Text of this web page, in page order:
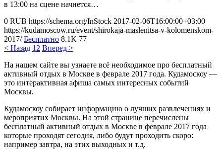
в 13:00 на сцене начнется…
0 RUB https://schema.org/InStock 2017-02-06T16:00:00+03:00
https://kudamoscow.ru/event/shirokaja-maslenitsa-v-kolomenskom-
2017/ Бесплатно 8.1K 77
< Назад 1 2 Вперед >
На нашем сайте вы узнаете всё необходимое про бесплатный
активный отдых в Москве в феврале 2017 года. Кудамоскоу —
это интерактивная афиша самых интересных событий
Москвы.
Кудамоскоу собирает информацию о лучших развлечениях и
мероприятих Москвы. На этой странице перечислены
бесплатный активный отдых в Москве в феврале 2017 года
которые проходят сегодня, либо будут проходить скоро:
например завтра, на этих выходных и т.д.